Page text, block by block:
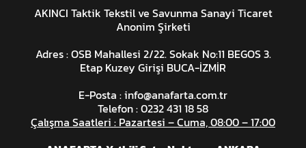
AKINCI Taktik Tekstil ve Savunma Sanayi Ticaret
Anonim Şirketi
Adres : OSB Mahallesi 2/22. Sokak No:11 BEGOS 3.
Etap Kuzey Girişi BUCA-İZMİR
E-Posta :info@anafarta.com.tr
Telefon : 0232 431 18 58
Çalışma Saatleri : Pazartesi – Cuma, 08:00 – 17:00